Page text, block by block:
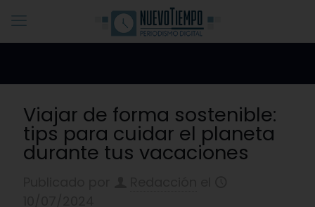
Viajar de forma sostenible:
tips para cuidar el planeta
durante tus vacaciones